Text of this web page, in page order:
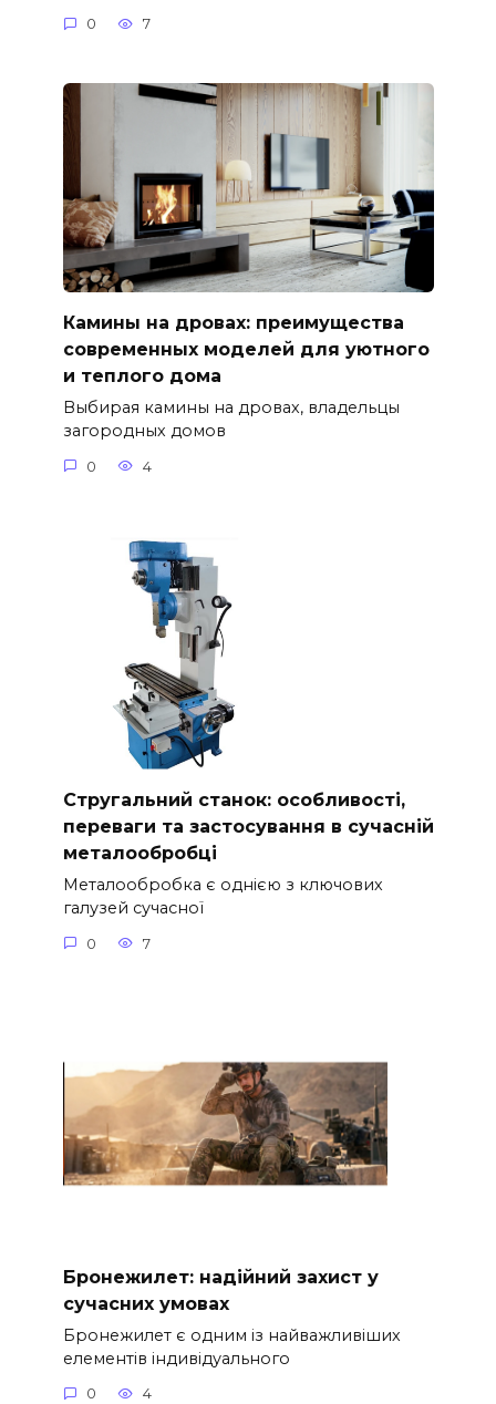
0 7
Камины на дровах: преимущества
современных моделей для уютного
и теплого дома
Выбирая камины на дровах, владельцы
загородных домов
0 4
Стругальний станок: особливості,
переваги та застосування в сучасній
металообробці
Металообробка є однією з ключових
галузей сучасної
0 7
Бронежилет: надійний захист у
сучасних умовах
Бронежилет є одним із найважливіших
елементів індивідуального
0 4